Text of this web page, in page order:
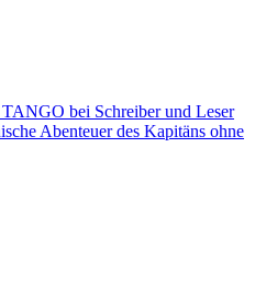
bei Schreiber und Leser
Abenteuer des Kapitäns ohne